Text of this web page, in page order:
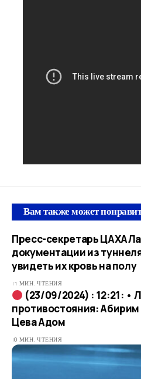
Вам также может
Пресс-секретарь ЦАХАЛа
документации из
увидеть их кровь на полу
1 МИН. ЧТЕНИЯ
(23/09/2024) : 12:21: •
противостояния:
Цева Адом
0 МИН. ЧТЕНИЯ